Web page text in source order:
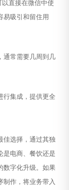
直接在微信中使
易吸引和留住用
通常需要几周到几
行集成，提供更全
佳选择，通过其独
是电商、餐饮还是
数字化升级。如果
制作，将业务带入